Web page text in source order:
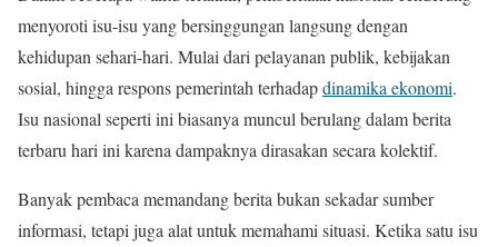
menyoroti isu-isu yang bersinggungan langsung dengan
kehidupan sehari-hari. Mulai dari pelayanan publik, kebijakan
sosial, hingga respons pemerintah terhadapdinamika ekonomi.
Isu nasional seperti ini biasanya muncul berulang dalam berita
terbaru hari ini karena dampaknya dirasakan secara kolektif.
Banyak pembaca memandang berita bukan sekadar sumber
informasi, tetapi juga alat untuk memahami situasi. Ketika satu isu